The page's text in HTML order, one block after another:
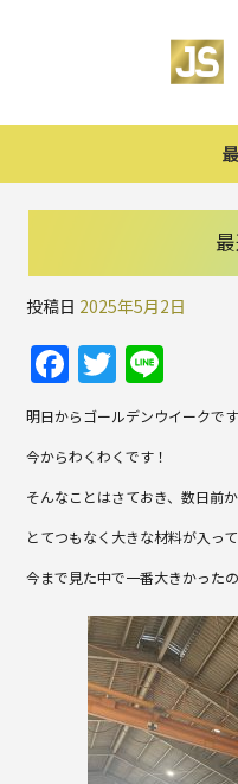
投稿日 2025年5月2日
F
a
c
e
b
o
o
k
T
w
itt
er
n
e
明日からゴールデンウイークで
今からわくわくです！
そんなことはさておき、数日前
とてつもなく大きな材料が入って
今まで見た中で一番大きかった